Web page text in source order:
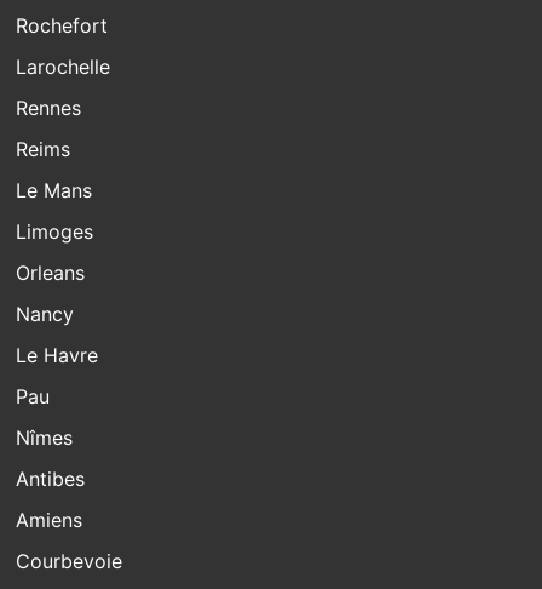
Rochefort
Larochelle
Rennes
Reims
Le Mans
Limoges
Orleans
Nancy
Le Havre
Pau
Nîmes
Antibes
Amiens
Courbevoie